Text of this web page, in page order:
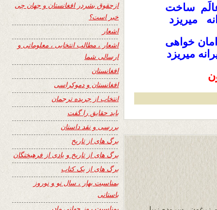
ساخت
میریزد
خواهی
میریزد
ازحقوق بشردر افغانستان و جهان چی
خبر است؟
اشعار
اشعار ، مطالب انتخابی ، معلوماتی و
ارسالی شما
افغانستان
افغانستان و دموکراسی
انتخاب از جریده ترجمان
باید حقایق را گفت
بررسی و نقد داستان
برگ های از تاریخ
برگ های از تاریخ و یادی از فرهیختگان
برگ های از یک کتاب
بمناسبت بهار ، سال نو و نوروز
باستانی